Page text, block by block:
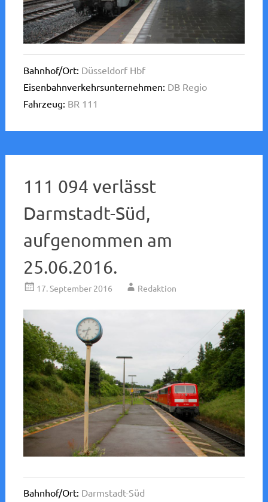
Bahnhof/Ort: Düsseldorf Hbf
Eisenbahnverkehrsunternehmen: DB Regio
Fahrzeug: BR 111
111 094 verlässt
Darmstadt-Süd,
aufgenommen am
25.06.2016.
17. September 2016 Redaktion
Bahnhof/Ort: Darmstadt-Süd